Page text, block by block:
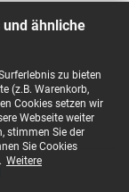
ähnliche
zu bieten
(z.B. Warenkorb,
Cookies setzen wir
Webseite weiter
stimmen Sie der
Sie Cookies
Weitere